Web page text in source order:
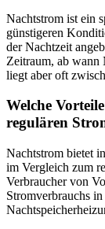
Nachtstrom ist ein
günstigeren
der Nachtzeit
Zeitraum, ab wann
liegt aber oft
Welche
regulären
Nachtstrom bietet
im Vergleich zum
Verbraucher von
Stromverbrauchs